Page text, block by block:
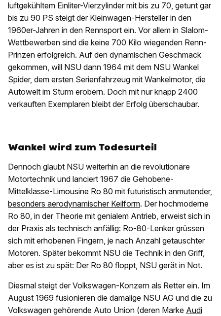
luftgekühltem Einliter-Vierzylinder mit bis zu 70, getunt gar
bis zu 90 PS steigt der Kleinwagen-Hersteller in den
1960er-Jahren in den Rennsport ein. Vor allem in Slalom-
Wettbewerben sind die keine 700 Kilo wiegenden Renn-
Prinzen erfolgreich. Auf den dynamischen Geschmack
gekommen, will NSU dann 1964 mit dem NSU Wankel
Spider, dem ersten Serienfahrzeug mit Wankelmotor, die
Autowelt im Sturm erobern. Doch mit nur knapp 2400
verkauften Exemplaren bleibt der Erfolg überschaubar.
Wankel wird zum Todesurteil
Dennoch glaubt NSU weiterhin an die revolutionäre
Motortechnik und lanciert 1967 die Gehobene-
Mittelklasse-Limousine Ro 80 mit futuristisch anmutender,
besonders aerodynamischer Keilform. Der hochmoderne
Ro 80, in der Theorie mit genialem Antrieb, erweist sich in
der Praxis als technisch anfällig: Ro-80-Lenker grüssen
sich mit erhobenen Fingern, je nach Anzahl getauschter
Motoren. Später bekommt NSU die Technik in den Griff,
aber es ist zu spät: Der Ro 80 floppt, NSU gerät in Not.
Diesmal steigt der Volkswagen-Konzern als Retter ein. Im
August 1969 fusionieren die damalige NSU AG und die zu
Volkswagen gehörende Auto Union (deren Marke Audi